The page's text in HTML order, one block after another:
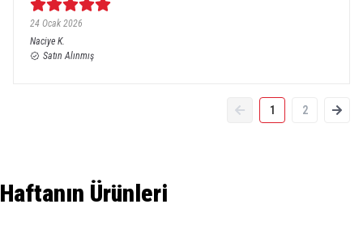
24 Ocak 2026
Naciye K.
Satın Alınmış
1 2
Haftanın Ürünleri